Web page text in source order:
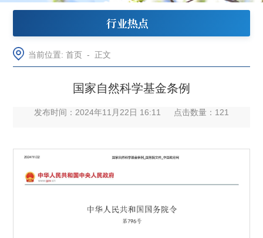
行业热点
当前位置:首页 - 正文
国家自然科学基金条例
发布时间：2024年11月22日 16:11 点击数量： 121